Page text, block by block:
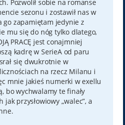
Pozwolił sobie na romanse
sezonu i zostawił nas w
zapamiętam jedynie z
mu się do nóg tylko dlatego,
PRACĘ jest conajmniej
kadrę w SerieA od paru
się dwukrotnie w
na rzecz Milanu i
mnie jakieś numerki w exellu
bo wychwalamy te finały
przysłowiowy „walec”, a